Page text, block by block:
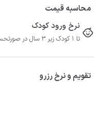
محاسبه قیمت
نرخ ورود کودک
تا 1 کودک زیر 3 سال در صورتحساب لحاظ نمی گردد
تقویم و نرخ رزرو